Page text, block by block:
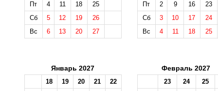
Пт
4 11 18
25
Сб
5 12 19
26
Вс
6 13 20 27
Пт
2 9 16
23
Сб
3 10 17
24
Вс
4 11 18 25
Январь 2027
18 19 20 21
22
Февраль 2027
23 24
25